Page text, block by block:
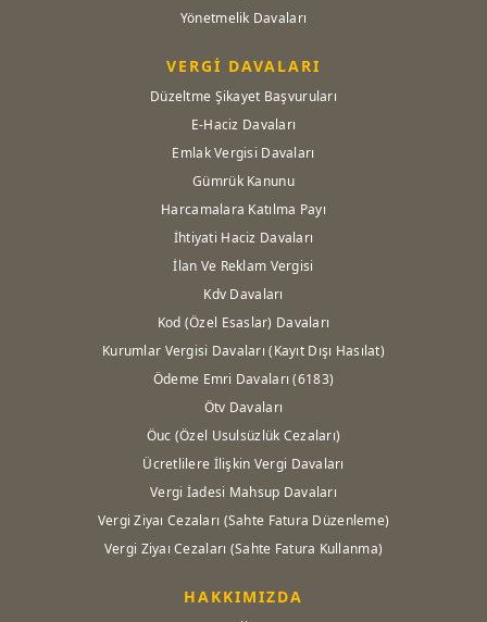
Yönetmelik Davaları
VERGİ DAVALARI
Düzeltme Şikayet Başvuruları
E-Haciz Davaları
Emlak Vergisi Davaları
Gümrük Kanunu
Harcamalara Katılma Payı
İhtiyati Haciz Davaları
İlan Ve Reklam Vergisi
Kdv Davaları
Kod (Özel Esaslar) Davaları
Kurumlar Vergisi Davaları (Kayıt Dışı Hasılat)
Ödeme Emri Davaları (6183)
Ötv Davaları
Öuc (Özel Usulsüzlük Cezaları)
Ücretlilere İlişkin Vergi Davaları
Vergi İadesi Mahsup Davaları
Vergi Ziyaı Cezaları (Sahte Fatura Düzenleme)
Vergi Ziyaı Cezaları (Sahte Fatura Kullanma)
HAKKIMIZDA